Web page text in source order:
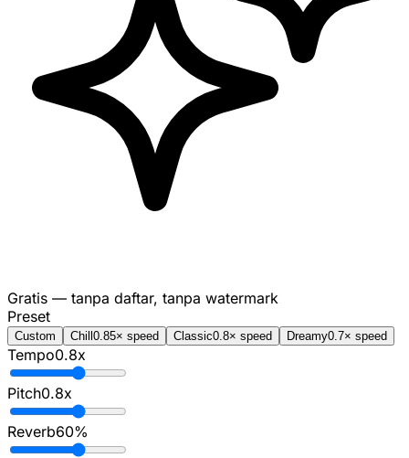
Gratis — tanpa daftar, tanpa watermark
Preset
Custom Chill 0.85× speed Classic0.8× speed Dreamy0.7× speed
Tempo0.8x
Pitch0.8x
Reverb60%